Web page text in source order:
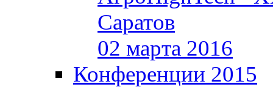
Саратов
02 марта 2016
Конференции 2015